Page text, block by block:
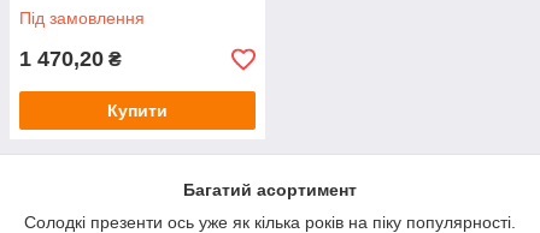
Під замовлення
1 470,20 ₴
Купити
Багатий асортимент
Солодкі презенти ось уже як кілька років на піку популярності.